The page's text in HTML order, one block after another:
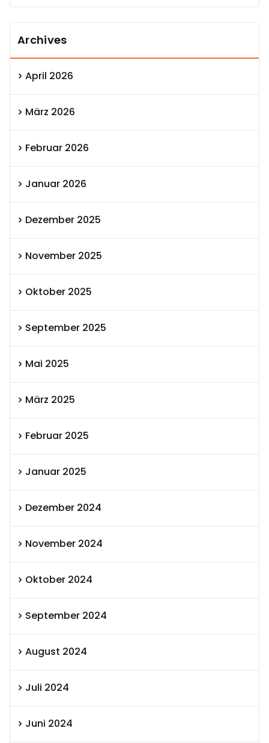
Archives
April 2026
März 2026
Februar 2026
Januar 2026
Dezember 2025
November 2025
Oktober 2025
September 2025
Mai 2025
März 2025
Februar 2025
Januar 2025
Dezember 2024
November 2024
Oktober 2024
September 2024
August 2024
Juli 2024
Juni 2024